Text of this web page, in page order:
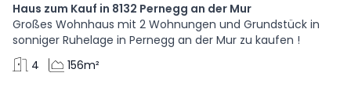
Haus zum Kauf in 8132 Pernegg an der Mur
Großes Wohnhaus mit 2 Wohnungen und Grundstück in
sonniger Ruhelage in Pernegg an der Mur zu kaufen !
4
156m²